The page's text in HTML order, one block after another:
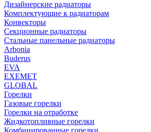
Дизайнерские радиаторы
Комплектующие к радиаторам
Конвекторы
Секционные радиаторы
Стальные панельные радиаторы
Arbonia
Buderus
EVA
EXEMET
GLOBAL
Горелки
Газовые горелки
Горелки на отработке
Жидкотопливные горелки
Комбинированные горелки